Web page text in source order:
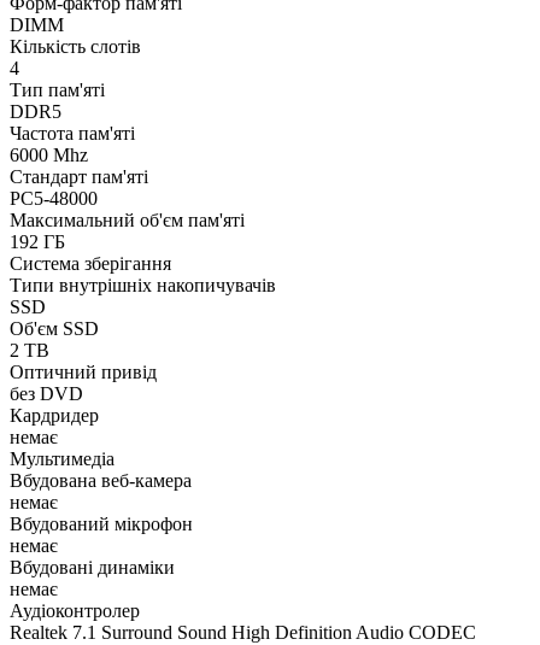
DIMM
Кількість слотів
4
Тип пам'яті
DDR5
Частота пам'яті
6000 Mhz
Стандарт пам'яті
PC5-48000
Максимальний об'єм пам'яті
192 ГБ
Система зберігання
Типи внутрішніх накопичувачів
SSD
Об'єм SSD
2 TB
Оптичний привід
без DVD
Кардридер
немає
Мультимедіа
Вбудована веб-камера
немає
Вбудований мікрофон
немає
Вбудовані динаміки
немає
Аудіоконтролер
Realtek 7.1 Surround Sound High Definition Audio CODEC